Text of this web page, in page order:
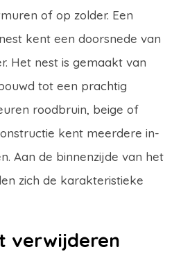
of op zolder. Een
kent een doorsnede van
Het nest is gemaakt van
tot een prachtig
roodbruin, beige of
kent meerdere in-
Aan de binnenzijde van het
zich de karakteristieke
verwijderen